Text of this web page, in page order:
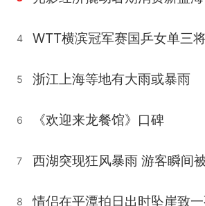
4
5 浙江上海等地有大雨或暴雨
6 《欢迎来龙餐馆》口碑
7
8